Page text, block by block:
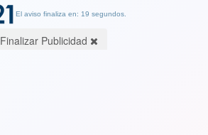
El aviso finaliza en: 19 segundos.
Finalizar Publicidad